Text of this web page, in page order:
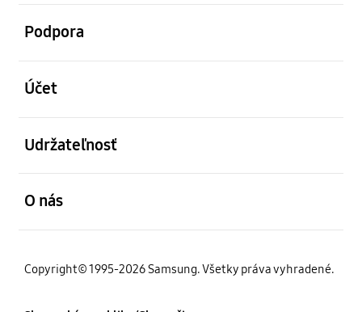
Podpora
Účet
Udržateľnosť
O nás
Copyright© 1995-2026 Samsung. Všetky práva vyhradené.